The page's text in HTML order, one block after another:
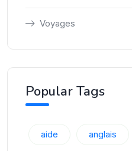
Voyages
Popular Tags
aide anglais